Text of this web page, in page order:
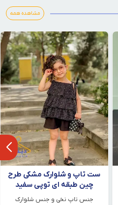
مشاهده همه
ست تاپ و شلوارک مشکی طرح
چین طبقه ای توپی سفید
جنس تاپ نخی و جنس شلوارک